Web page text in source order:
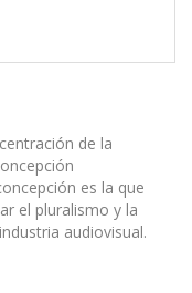
de la
es la que
el pluralismo y la
audiovisual.